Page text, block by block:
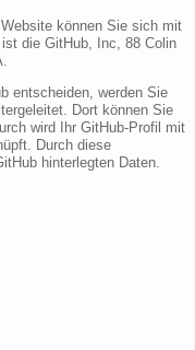
können Sie sich mit
die GitHub, Inc, 88 Colin
entscheiden, werden Sie
Dort können Sie
wird Ihr GitHub-Profil mit
Durch diese
hinterlegten Daten.